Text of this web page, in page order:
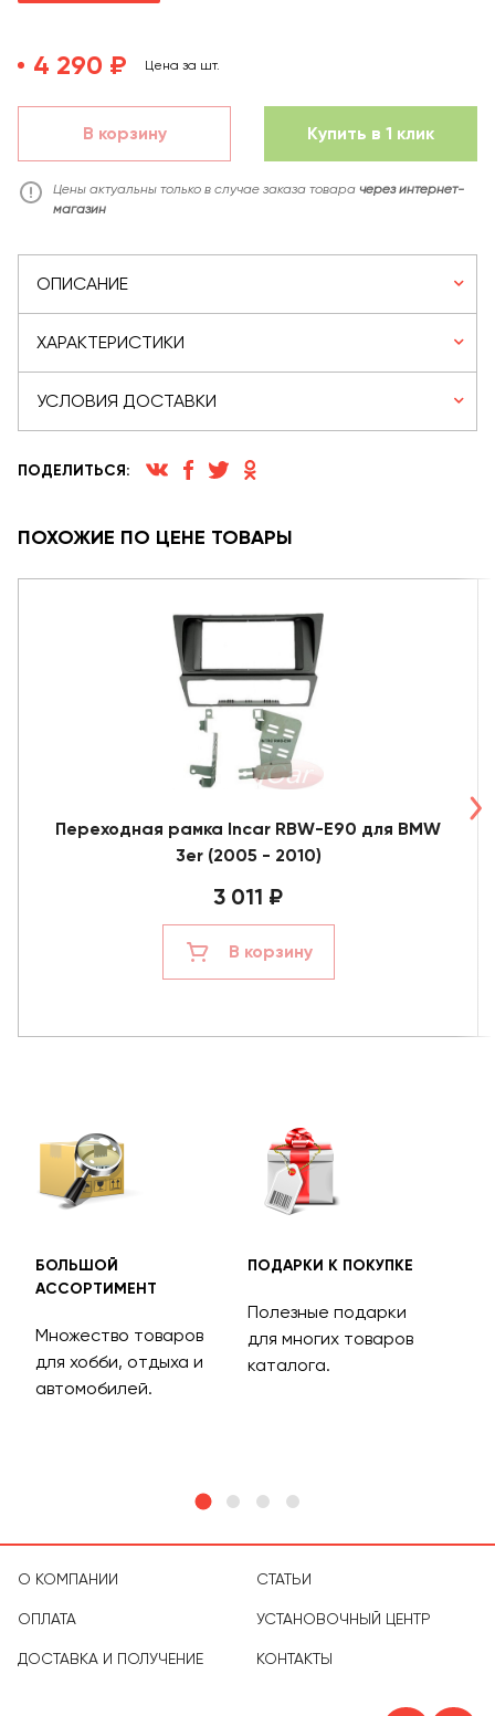
4 290 ₽ Цена за шт.
В корзину Купить в 1 клик
Цены актуальны только в случае заказа товара через интернет-
магазин
ОПИСАНИЕ
ХАРАКТЕРИСТИКИ
УСЛОВИЯ ДОСТАВКИ
ПОДЕЛИТЬСЯ:
ПОХОЖИЕ ПО ЦЕНЕ ТОВАРЫ
Переходная рамка Incar RBW-Е90 для BMW
3er (2005 - 2010)
3 011 ₽
В корзину
БОЛЬШОЙ
АССОРТИМЕНТ
Множество товаров
для хобби, отдыха и
автомобилей.
ПОДАРКИ К ПОКУПКЕ
Полезные подарки
для многих товаров
каталога.
О КОМПАНИИ
ОПЛАТА
ДОСТАВКА И ПОЛУЧЕНИЕ
СТАТЬИ
УСТАНОВОЧНЫЙ ЦЕНТР
КОНТАКТЫ